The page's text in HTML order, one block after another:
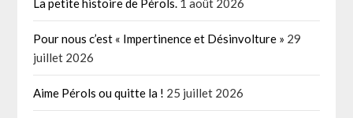
La petite histoire de Pérols. 1 août 2026
Pour nous c’est « Impertinence et Désinvolture » 29
juillet 2026
Aime Pérols ou quitte la ! 25 juillet 2026